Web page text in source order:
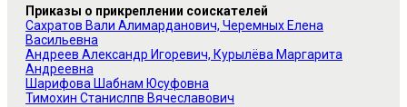
Приказы о прикреплении соискателей
Сахратов Вали Алимарданович, Черемных Елена
Васильевна
Андреев Александр Игоревич, Курылёва Маргарита
Андреевна
Шарифова Шабнам Юсуфовна
Тимохин Станислпв Вячеславович